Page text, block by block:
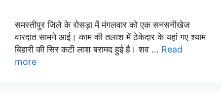
समस्तीपुर जिले के रोसड़ा में मंगलवार को एक सनसनीखेज
वारदात सामने आई। काम की तलाश में ठेकेदार के यहां गए श्याम
बिहारी की सिर कटी लाश बरामद हुई है। शव … Read
more